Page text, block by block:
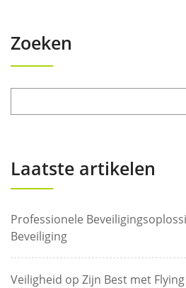
Zoeken
Laatste artikelen
Professionele
Beveiliging
Veiligheid op Zijn Best met